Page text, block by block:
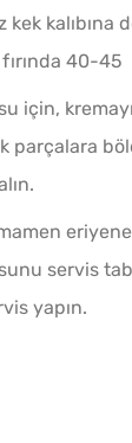
kek kalıbına
fırında 40-
için,
parçalara
eriyene
servis
yapın.